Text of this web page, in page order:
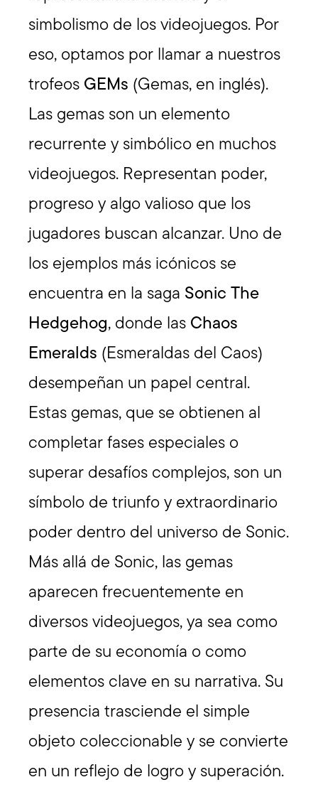
simbolismo de los videojuegos. Por
eso, optamos por llamar a nuestros
trofeos GEMs (Gemas, en inglés).
Las gemas son un elemento
recurrente y simbólico en muchos
videojuegos. Representan poder,
progreso y algo valioso que los
jugadores buscan alcanzar. Uno de
los ejemplos más icónicos se
encuentra en la saga Sonic The
Hedgehog, donde las Chaos
Emeralds (Esmeraldas del Caos)
desempeñan un papel central.
Estas gemas, que se obtienen al
completar fases especiales o
superar desafíos complejos, son un
símbolo de triunfo y extraordinario
poder dentro del universo de Sonic.
Más allá de Sonic, las gemas
aparecen frecuentemente en
diversos videojuegos, ya sea como
parte de su economía o como
elementos clave en su narrativa. Su
presencia trasciende el simple
objeto coleccionable y se convierte
en un reflejo de logro y superación.